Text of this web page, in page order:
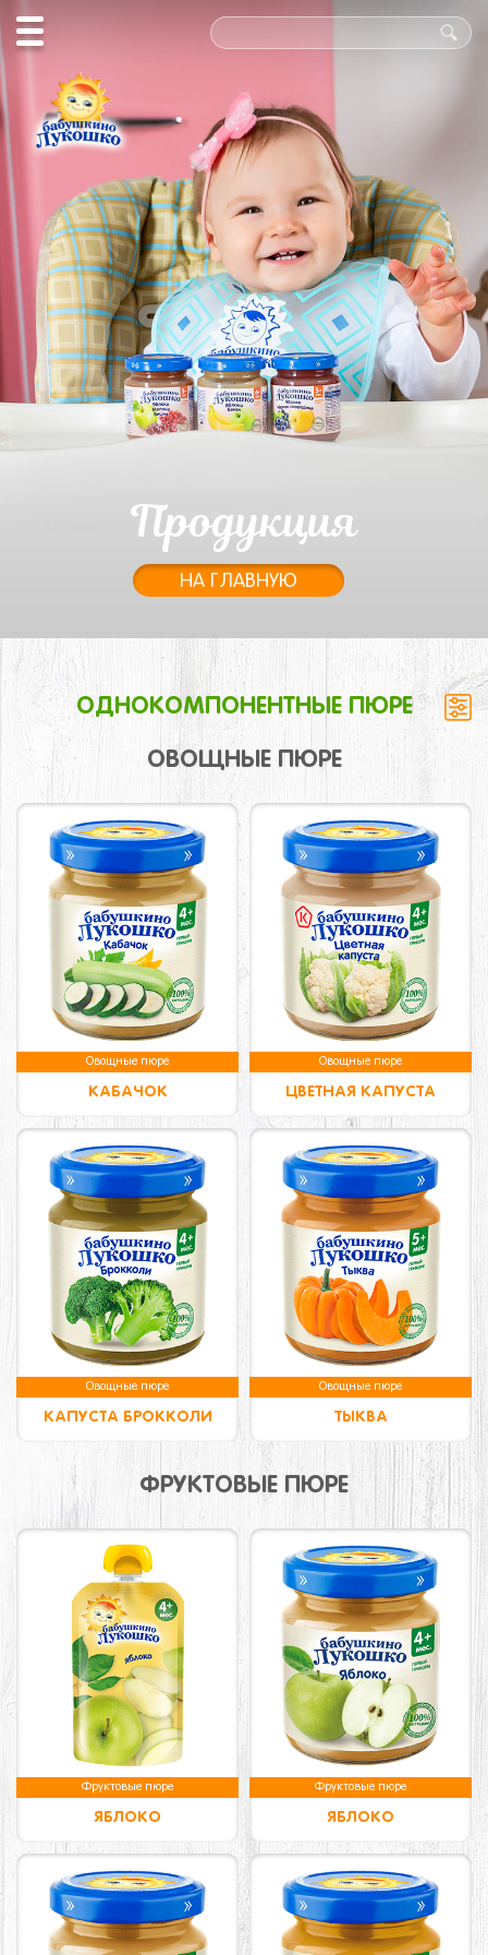
Польза
в каждой
ложке!
Продукция
НА ГЛАВНУЮ
ОДНОКОМПОНЕНТНЫЕ ПЮРЕ
ОВОЩНЫЕ ПЮРЕ
Овощные пюре
КАБАЧОК
Овощные пюре
ЦВЕТНАЯ КАПУСТА
Овощные пюре
КАПУСТА БРОККОЛИ
Овощные пюре
ТЫКВА
ФРУКТОВЫЕ ПЮРЕ
Фруктовые пюре
ЯБЛОКО
Фруктовые пюре
ЯБЛОКО